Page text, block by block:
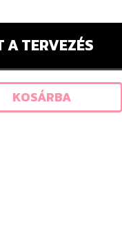
A TERVEZÉS
KOSÁRBA